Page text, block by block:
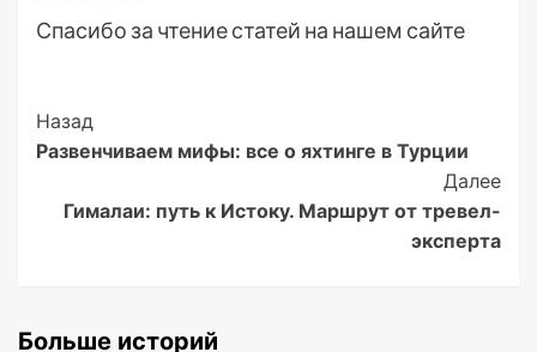
Спасибо за чтение статей на нашем сайте
Post
Navigation
Назад
Развенчиваем мифы: все о яхтинге в Турции
Далее
Гималаи: путь к Истоку. Маршрут от тревел-
эксперта
Больше историй